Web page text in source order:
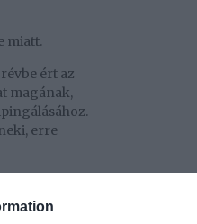
miatt.
ért az
magának,
erre
feszített